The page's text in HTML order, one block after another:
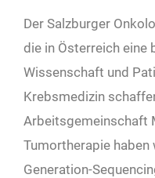
Der Salzburger
die in Österreich eine
Wissenschaft und
Krebsmedizin
Arbeitsgemeinschaft
Tumortherapie haben
Generation-